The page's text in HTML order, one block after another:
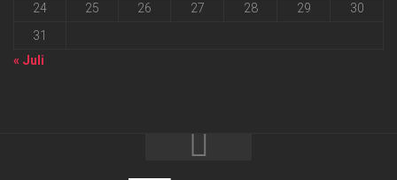
24
25 26 27 28 29
30
31
« Juli